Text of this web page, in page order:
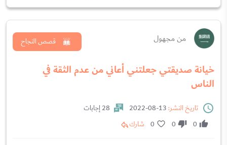
من مجهول
خيانة صديقتي جعلتني أعاني من عدم الثقة في
الناس
قصص النجاح
تاريخ النشر:
28 إجابات
0
0
0 شارك